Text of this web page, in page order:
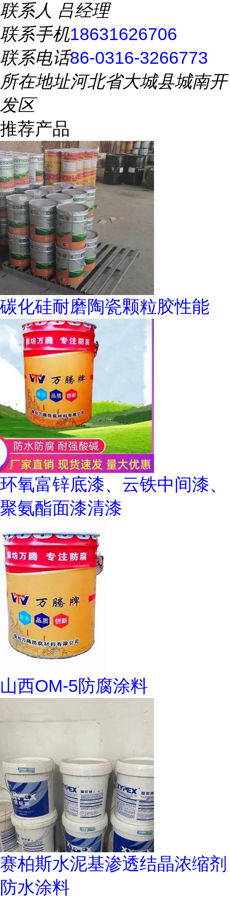
联系人 吕经理
联系手机18631626706
联系电话86-0316-3266773
所在地址河北省大城县城南开
发区
推荐产品
碳化硅耐磨陶瓷颗粒胶性能
环氧富锌底漆、云铁中间漆、
聚氨酯面漆清漆
山西OM-5防腐涂料
赛柏斯水泥基渗透结晶浓缩剂
防水涂料